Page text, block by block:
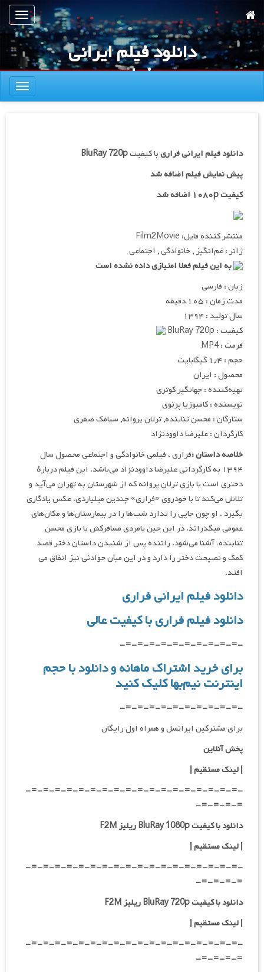
به
محتوای
اصلی
ناوبری
دانلود فیلم ایرانی
فراری
ناوبری
دانلود فیلم ایرانیفراریبا کیفیت
پیش نمایش فیلم اضافه شد
کیفیت ۱۰۸۰p اضافه شد
منتشر کننده فایل: Film2Movie
ژانر : غم‌انگیز , خانوادگی , اجتماعی
به این فیلم فعلا امتیازی داده نشده است
زبان : فارسی
مدت زمان : ۱۰۵ دقیقه
سال تولید : ۱۳۹۴
کیفیت : BluRay 720p
فرمت : MP4
حجم : ۱٫۴ گیگابایت
محصول : ایران
تهیهکننده : جهانگیر کوثری
نویسنده : کامبوزیا پرتوی
ستارگان : محسن تنابنده, ترلان پروانه, سیامک صفری
کارگردان : علیرضا داوودنژاد
خلاصه داستان :فراری ، فیلمی خانوادگی و اجتماعی محصول سال
۱۳۹۴ به کارگردانی علیرضا داوودنژاد می‌باشد. این فیلم دربارهٔ
دختری است با بازی ترلان پروانه که از شهرستان به تهران می‌آید و
تلاش می‌کند تا با خودروی «فِراری» چندین میلیاردی، عکس یادگاری
بگیرد . او چون جایی را ندارد شب‌ها را در بیمارستان‌ها و مکان‌های
عمومی میگذراند. در این حین بامردی مسافرکش با بازی محسن
تنابنده، آشنا می‌شود. راننده پس از شنیدن داستان دختر قصد
کمک و نصیحت دختر را دارد و در این میان حوادثی نیز اتفاق می
افتد.
دانلود فیلم ایرانی فراری
دانلود فیلم فراری با کیفیت عالی
-=-=-=-=-=-=-=-=-=-=-
برای خرید اشتراک ماهانه و دانلود با حجم
اینترنت نیم‌بهاکلیک کنید
-=-=-=-=-=-=-=-=-=-=-
برای مشترکین ایرانسل و همراه اول رایگان
پخش آنلاین
| لینک مستقیم |
-=-=-=-=-=-=-=-=-=-=-=-=-=-=-=-=-=-=-
=-=-=-=-
دانلود با کیفیت BluRay 1080p ریلیز F2M
|لینک مستقیم |
-=-=-=-=-=-=-=-=-=-=-=-=-=-=-=-=-=-=-
=-=-=-=-
دانلود با کیفیت BluRay 720p ریلیز F2M
| لینک مستقیم |
-=-=-=-=-=-=-=-=-=-=-=-=-=-=-=-=-=-=-
=-=-=-=-